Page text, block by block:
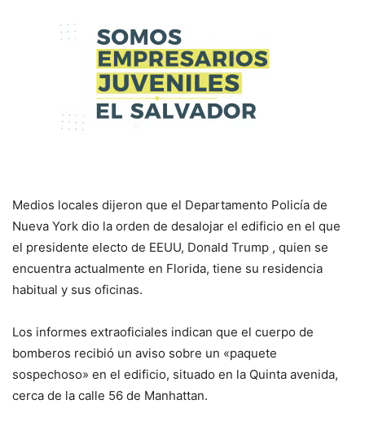
Medios locales dijeron que el Departamento Policía de
Nueva York dio la orden de desalojar el edificio en el que
el presidente electo de EEUU, Donald Trump , quien se
encuentra actualmente en Florida, tiene su residencia
habitual y sus oficinas.
Los informes extraoficiales indican que el cuerpo de
bomberos recibió un aviso sobre un «paquete
sospechoso» en el edificio, situado en la Quinta avenida,
cerca de la calle 56 de Manhattan.